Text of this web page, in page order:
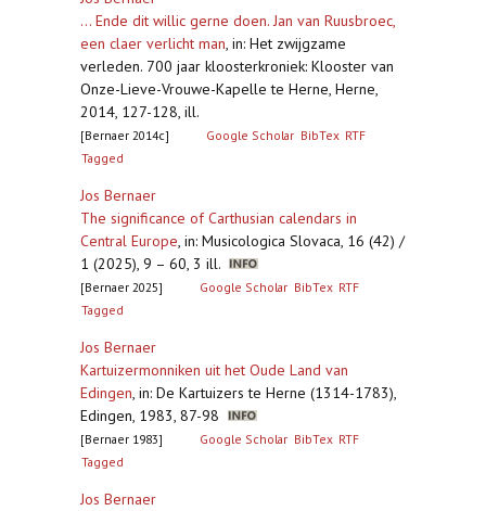
... Ende dit willic gerne doen. Jan van Ruusbroec,
een claer verlicht man, in: Het zwijgzame
verleden. 700 jaar kloosterkroniek: Klooster van
Onze-Lieve-Vrouwe-Kapelle te Herne, Herne,
2014, 127-128, ill.
[Bernaer 2014c] Google Scholar BibTex RTF
Tagged
Jos Bernaer
The significance of Carthusian calendars in
Central Europe, in: Musicologica Slovaca, 16 (42) /
1 (2025), 9 – 60, 3 ill.
[Bernaer 2025] Google Scholar BibTex RTF
Tagged
Jos Bernaer
Kartuizermonniken uit het Oude Land van
Edingen, in: De Kartuizers te Herne (1314-1783),
Edingen, 1983, 87-98
[Bernaer 1983] Google Scholar BibTex RTF
Tagged
Jos Bernaer